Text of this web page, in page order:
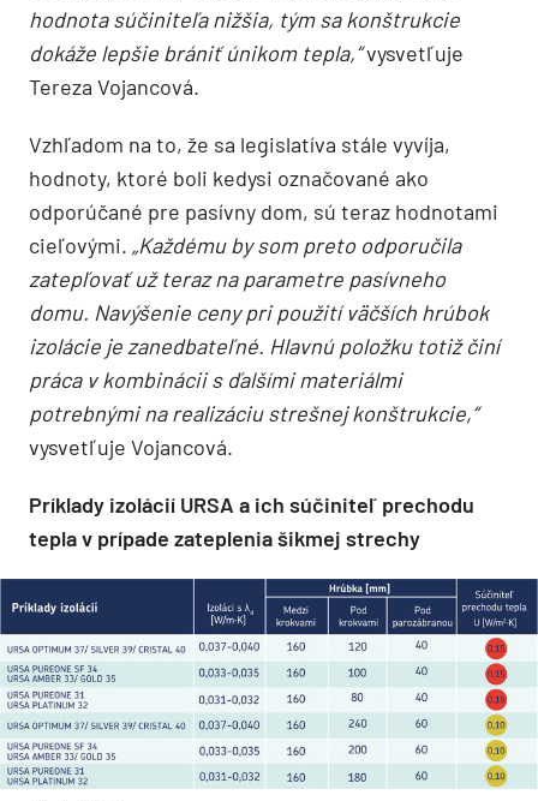
hodnota súčiniteľa nižšia, tým sa konštrukcie
dokáže lepšie brániť únikom tepla,“vysvetľuje
Tereza Vojancová.
Vzhľadom na to, že sa legislatíva stále vyvíja,
hodnoty, ktoré boli kedysi označované ako
odporúčané pre pasívny dom, sú teraz hodnotami
cieľovými. „Každému by som preto odporučila
zatepľovať už teraz na parametre pasívneho
domu. Navýšenie ceny pri použití väčších hrúbok
izolácie je zanedbateľné. Hlavnú položku totiž činí
práca v kombinácii s ďalšími materiálmi
potrebnými na realizáciu strešnej konštrukcie,“
vysvetľuje Vojancová.
Príklady izolácií URSA a ich súčiniteľ prechodu
tepla v prípade zateplenia šikmej strechy